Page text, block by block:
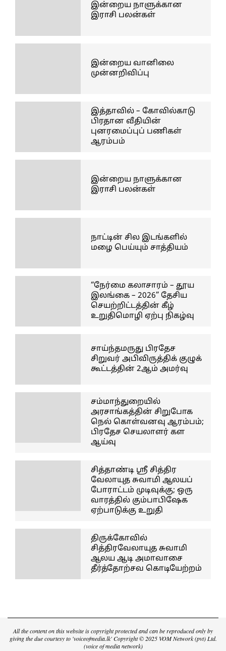
இன்றைய நாளுக்கான
இராசி பலன்கள்
இன்றைய வானிலை
முன்னறிவிப்பு
இத்தாவில் – கோவில்காடு
பிரதான வீதியின்
புனரமைப்புப் பணிகள்
ஆரம்பம்
இன்றைய நாளுக்கான
இராசி பலன்கள்
நாட்டின் சில இடங்களில்
மழை பெய்யும் சாத்தியம்
“நேர்மை கலாசாரம் – தூய
இலங்கை – 2026” தேசிய
செயற்றிட்டத்தின் கீழ்
உறுதிமொழி ஏற்பு நிகழ்வு
சாய்ந்தமருது பிரதேச
சிறுவர் அபிவிருத்திக் குழுக்
கூட்டத்தின் 2ஆம் அமர்வு
சம்மாந்துறையில்
அரசாங்கத்தின் சிறுபோக
நெல் கொள்வனவு ஆரம்பம்;
பிரதேச செயலாளர் கள
ஆய்வு
சித்தாண்டி ஸ்ரீ சித்திர
வேலாயுத சுவாமி ஆலயப்
போராட்டம் முடிவுக்கு; ஒரு
வாரத்தில் கும்பாபிஷேக
ஏற்பாடுக்கு உறுதி
திருக்கோவில்
சித்திரவேலாயுத சுவாமி
ஆலய ஆடி அமாவாசை
தீர்த்தோற்சவ கொடியேற்றம்
All the content on this website is copyright protected and can be reproduced only by
giving the due courtesy to 'voiceofmedia.lk' Copyright © 2025 VOM Network (pvt) Ltd.
(voice of media network)